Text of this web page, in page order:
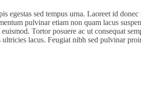
egestas sed tempus urna. Laoreet id
pulvinar etiam non quam lacus
Tortor posuere ac ut consequat
lacus. Feugiat nibh sed pulvinar